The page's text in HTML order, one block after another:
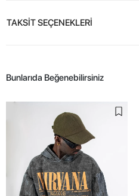
TAKSİT SEÇENEKLERİ
Bunlarıda Beğenebilirsiniz